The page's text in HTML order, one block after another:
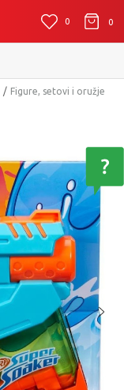
0 0
Figure, setovi i oružje